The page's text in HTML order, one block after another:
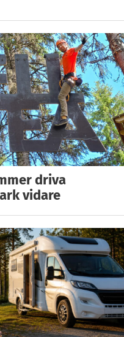
driva
vidare